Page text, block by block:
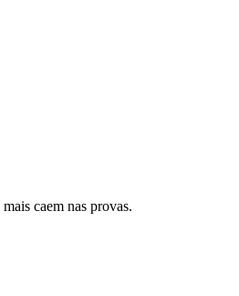
caem nas provas.